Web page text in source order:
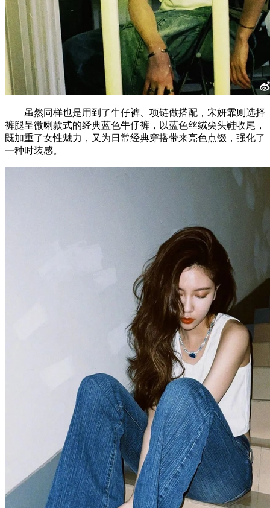
虽然同样也是用到了牛仔裤、项链做搭配，宋妍霏则选择
裤腿呈微喇款式的经典蓝色牛仔裤，以蓝色丝绒尖头鞋收尾，
既加重了女性魅力，又为日常经典穿搭带来亮色点缀，强化了
一种时装感。